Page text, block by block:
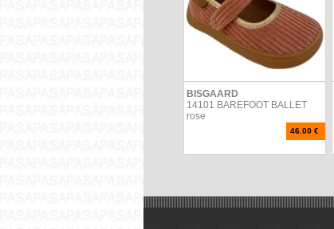
BISGAARD
14101 BAREFOOT BALLET
rose
46.00 €